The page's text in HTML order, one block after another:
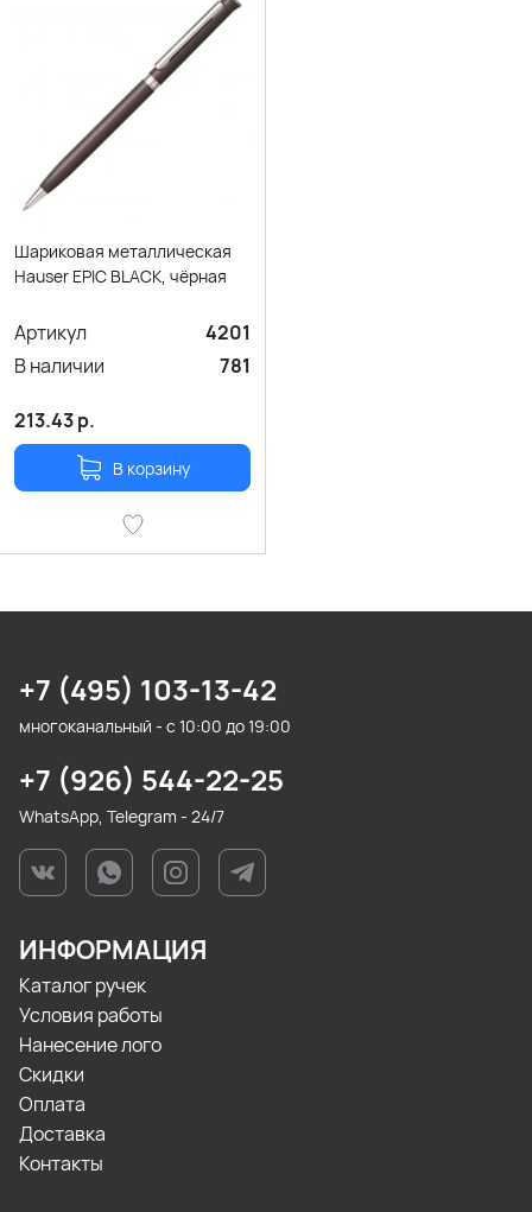
Шариковая металлическая
Hauser EPIC BLACK, чёрная
Артикул
4201
В наличии
781
213.43р.
В корзину
+7 (495) 103-13-42
многоканальный - с 10:00 до 19:00
+7 (926) 544-22-25
WhatsApp, Telegram - 24/7
ИНФОРМАЦИЯ
Каталог ручек
Условия работы
Нанесение лого
Скидки
Оплата
Доставка
Контакты